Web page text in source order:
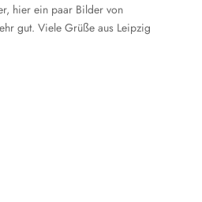
hier ein paar Bilder von
gut. Viele Grüße aus Leipzig